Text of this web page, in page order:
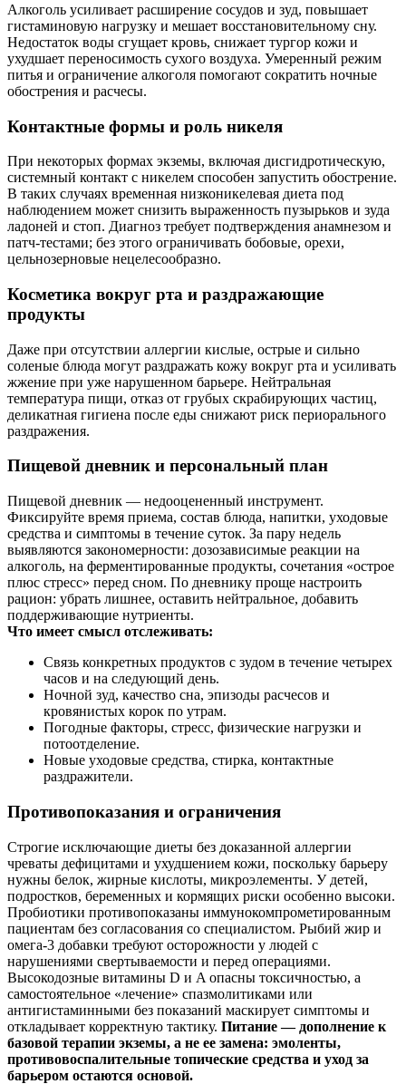
Алкоголь усиливает расширение сосудов и зуд, повышает
гистаминовую нагрузку и мешает восстановительному сну.
Недостаток воды сгущает кровь, снижает тургор кожи и
ухудшает переносимость сухого воздуха. Умеренный режим
питья и ограничение алкоголя помогают сократить ночные
обострения и расчесы.
Контактные формы и роль никеля
При некоторых формах экземы, включая дисгидротическую,
системный контакт с никелем способен запустить обострение.
В таких случаях временная низконикелевая диета под
наблюдением может снизить выраженность пузырьков и зуда
ладоней и стоп. Диагноз требует подтверждения анамнезом и
патч-тестами; без этого ограничивать бобовые, орехи,
цельнозерновые нецелесообразно.
Косметика вокруг рта и раздражающие
продукты
Даже при отсутствии аллергии кислые, острые и сильно
соленые блюда могут раздражать кожу вокруг рта и усиливать
жжение при уже нарушенном барьере. Нейтральная
температура пищи, отказ от грубых скрабирующих частиц,
деликатная гигиена после еды снижают риск периорального
раздражения.
Пищевой дневник и персональный план
Пищевой дневник — недооцененный инструмент.
Фиксируйте время приема, состав блюда, напитки, уходовые
средства и симптомы в течение суток. За пару недель
выявляются закономерности: дозозависимые реакции на
алкоголь, на ферментированные продукты, сочетания «острое
плюс стресс» перед сном. По дневнику проще настроить
рацион: убрать лишнее, оставить нейтральное, добавить
поддерживающие нутриенты.
Что имеет смысл отслеживать:
Связь конкретных продуктов с зудом в течение четырех
часов и на следующий день.
Ночной зуд, качество сна, эпизоды расчесов и
кровянистых корок по утрам.
Погодные факторы, стресс, физические нагрузки и
потоотделение.
Новые уходовые средства, стирка, контактные
раздражители.
Противопоказания и ограничения
Строгие исключающие диеты без доказанной аллергии
чреваты дефицитами и ухудшением кожи, поскольку барьеру
нужны белок, жирные кислоты, микроэлементы. У детей,
подростков, беременных и кормящих риски особенно высоки.
Пробиотики противопоказаны иммунокомпрометированным
пациентам без согласования со специалистом. Рыбий жир и
омега‑3 добавки требуют осторожности у людей с
нарушениями свертываемости и перед операциями.
Высокодозные витамины D и A опасны токсичностью, а
самостоятельное «лечение» спазмолитиками или
антигистаминными без показаний маскирует симптомы и
откладывает корректную тактику. Питание — дополнение к
базовой терапии экземы, а не ее замена: эмоленты,
противовоспалительные топические средства и уход за
барьером остаются основой.